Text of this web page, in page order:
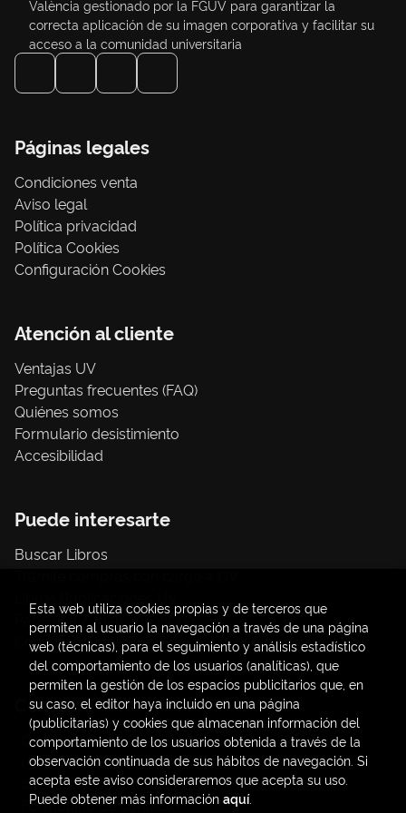
València gestionado por la FGUV para garantizar la
correcta aplicación de su imagen corporativa y facilitar su
acceso a la comunidad universitaria
Páginas legales
Condiciones venta
Aviso legal
Política privacidad
Política Cookies
Configuración Cookies
Atención al cliente
Ventajas UV
Preguntas frecuentes (FAQ)
Quiénes somos
Formulario desistimiento
Accesibilidad
Puede interesarte
Buscar Libros
Papelería / material oficina
Consumo Sostenible
Contacto
C/ Amadeo de Saboya, 4
(+34) 963828968
latendauv@fundacio.es
Formulario de contacto
Esta web utiliza cookies propias y de terceros que
permiten al usuario la navegación a través de una página
web (técnicas), para el seguimiento y análisis estadístico
del comportamiento de los usuarios (analíticas), que
permiten la gestión de los espacios publicitarios que, en
su caso, el editor haya incluido en una página
(publicitarias) y cookies que almacenan información del
comportamiento de los usuarios obtenida a través de la
observación continuada de sus hábitos de navegación. Si
acepta este aviso consideraremos que acepta su uso.
Puede obtener más información aquí.